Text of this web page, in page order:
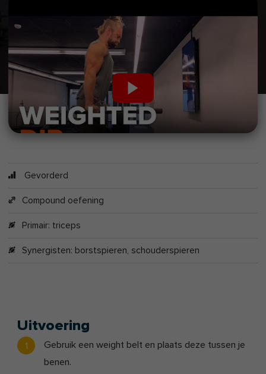
Gevorderd
Compound oefening
Primair: triceps
Synergisten: borstspieren, schouderspieren
Uitvoering
Gebruik een weight belt en plaats deze tussen je
benen.